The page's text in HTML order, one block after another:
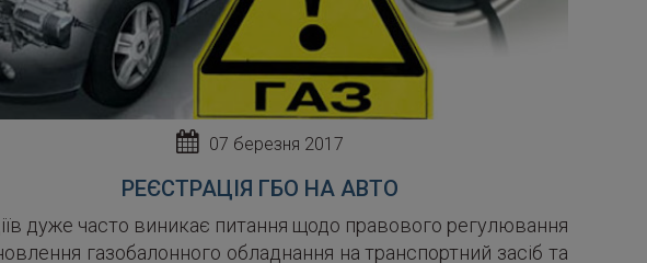
07 березня 2017
РЕЄСТРАЦІЯ ГБО НА АВТО
дуже часто виникає питання щодо правового регулювання
газобалонного обладнання на транспортний засіб та